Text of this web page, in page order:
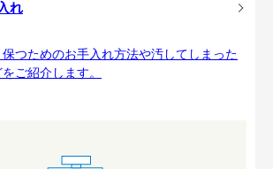
れ
つためのお手入れ方法や汚してしまった
ご紹介します。